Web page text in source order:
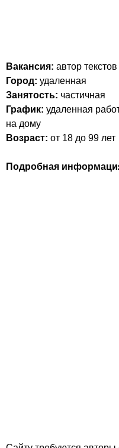
Вакансия: автор текстов
Город: удаленная
Занятость: частичная
График: удаленная
на дому
Возраст: от 18 до 99 лет
Подробная